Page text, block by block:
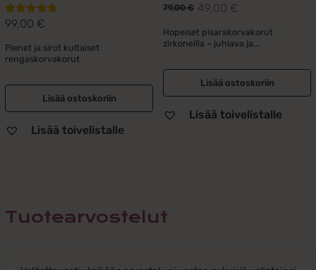
Arvostelu
5.00/ 5
99,00 €
Pienet ja sirot kultaiset
rengaskorvakorut
Lisää ostoskoriin
Lisää toivelistalle
79,00€
Alkuperäinen
hinta
oli:
79,00 €.
49,00 €
Nykyinen
hinta
on:
49,00 €.
Hopeiset pisarakorvakorut
zirkoneilla – juhlava ja...
Lisää ostoskoriin
Lisää toivelistalle
Tuotearvostelut